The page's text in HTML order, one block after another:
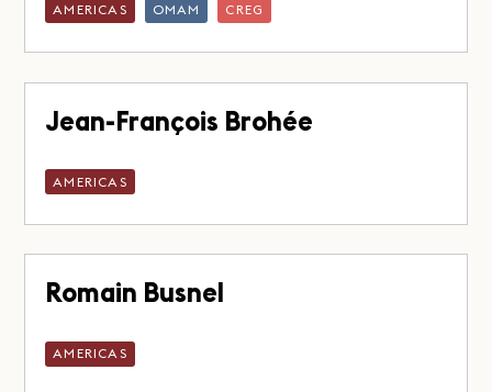
AMERICAS OMAM CREG
Jean-François Brohée
AMERICAS
Romain Busnel
AMERICAS